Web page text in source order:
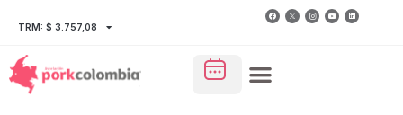
TRM: $ 3.757,08